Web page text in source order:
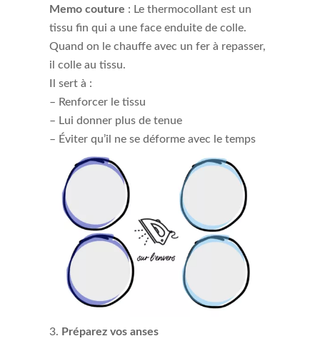
Memo couture : Le thermocollant est un
tissu fin qui a une face enduite de colle.
Quand on le chauffe avec un fer à repasser,
il colle au tissu.
Il sert à :
– Renforcer le tissu
– Lui donner plus de tenue
– Éviter qu’il ne se déforme avec le temps
Préparez vos anses